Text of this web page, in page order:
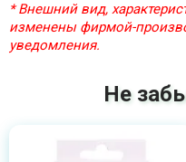
* Внешний вид,
изменены фирмой-
уведомления.
Не